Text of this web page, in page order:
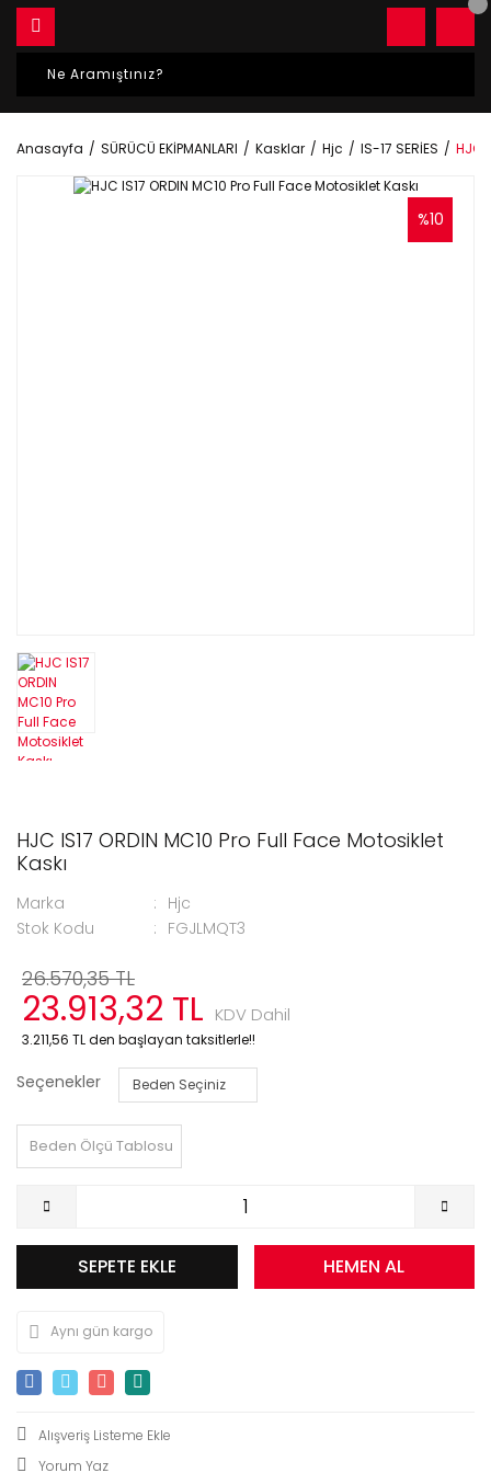
Anasayfa SÜRÜCÜ EKİPMANLARI Kasklar Hjc IS-17 SERİES HJC
%10
HJC IS17 ORDIN MC10 Pro Full Face Motosiklet
Kaskı
Marka
Hjc
Stok Kodu
FGJLMQT3
26.570,35 TL
23.913,32 TL KDV Dahil
3.211,56 TL den başlayan taksitlerle!!
Seçenekler
Beden Ölçü Tablosu
SEPETE EKLE HEMEN AL
Aynı gün kargo
Yorum Yaz